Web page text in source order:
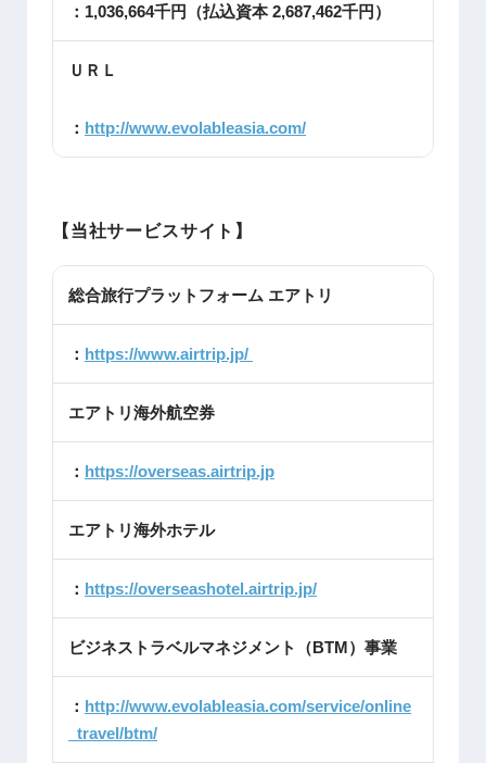
：1,036,664千円（払込資本 2,687,462千円）
ＵＲＬ
： http://www.evolableasia.com/
【当社サービスサイト】
総合旅行プラットフォーム エアトリ
： https://www.airtrip.jp/
エアトリ海外航空券
： https://overseas.airtrip.jp
エアトリ海外ホテル
： https://overseashotel.airtrip.jp/
ビジネストラベルマネジメント（BTM）事業
： http://www.evolableasia.com/service/online
_travel/btm/